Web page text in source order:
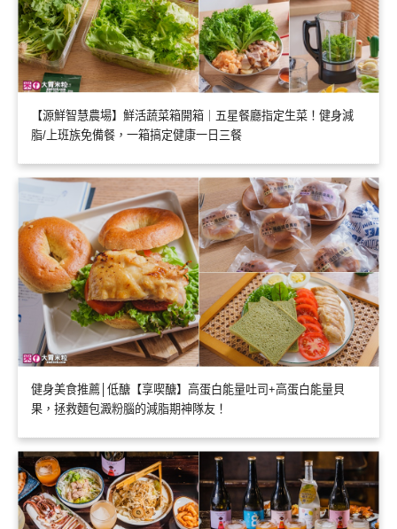
【源鮮智慧農場】鮮活蔬菜箱開箱｜五星餐廳指定生菜！健身減
脂/上班族免備餐，一箱搞定健康一日三餐
健身美食推薦│低醣【享喫醣】高蛋白能量吐司+高蛋白能量貝
果，拯救麵包澱粉腦的減脂期神隊友！